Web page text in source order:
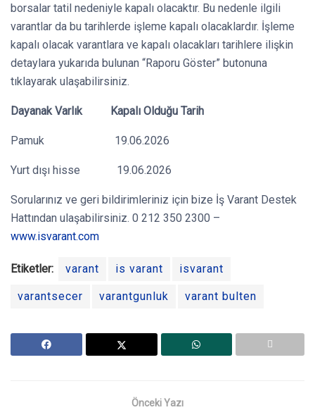
borsalar tatil nedeniyle kapalı olacaktır. Bu nedenle ilgili
varantlar da bu tarihlerde işleme kapalı olacaklardır. İşleme
kapalı olacak varantlara ve kapalı olacakları tarihlere ilişkin
detaylara yukarıda bulunan “Raporu Göster” butonuna
tıklayarak ulaşabilirsiniz.
Dayanak Varlık Kapalı Olduğu Tarih
Pamuk 19.06.2026
Yurt dışı hisse 19.06.2026
Sorularınız ve geri bildirimleriniz için bize İş Varant Destek
Hattından ulaşabilirsiniz. 0 212 350 2300 –
www.isvarant.com
Etiketler: varant is varant isvarant
varantsecer varantgunluk varant bulten
Önceki Yazı